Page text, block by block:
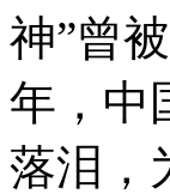
神”曾
年，中
落泪，